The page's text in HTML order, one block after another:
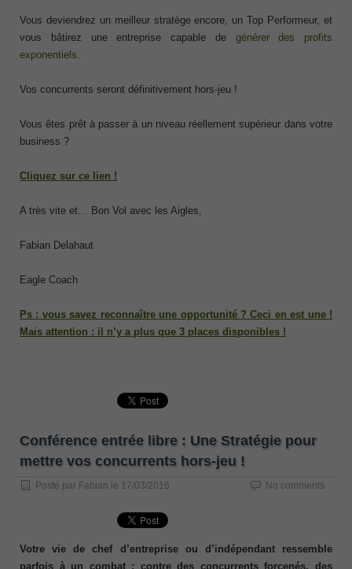
Vous deviendrez un meilleur stratège encore, un Top Performeur, et
vous bâtirez une entreprise capable de générer des profits
exponentiels.
Vos concurrents seront définitivement hors-jeu !
Vous êtes prêt à passer à un niveau réellement supérieur dans votre
business ?
Cliquez sur ce lien !
A très vite et… Bon Vol avec les Aigles,
Fabian Delahaut
Eagle Coach
Ps : vous savez reconnaître une opportunité ? Ceci en est une !
Mais attention : il n’y a plus que 3 places disponibles !
Conférence entrée libre : Une Stratégie pour
mettre vos concurrents hors-jeu !
Posté par Fabian le 17/03/2016 No comments
Votre vie de chef d’entreprise ou d’indépendant ressemble
parfois à un combat : contre des concurrents forcenés, des